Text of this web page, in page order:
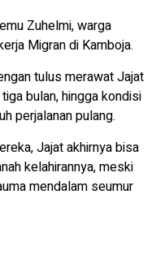
Zuhelmi, warga
Migran di Kamboja.
tulus merawat Jajat
bulan, hingga kondisi
perjalanan pulang.
Jajat akhirnya bisa
kelahirannya, meski
mendalam seumur